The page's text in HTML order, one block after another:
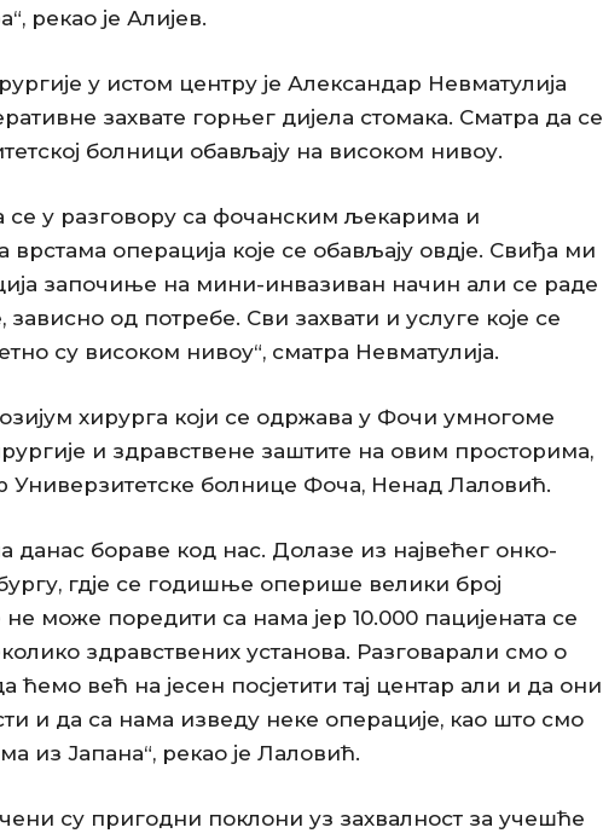
рекао је Алијев.
у истом центру је Александар Невматулија
захвате горњег дијела стомака. Сматра да се
болници обављају на високом нивоу.
се у разговору са фочанским љекарима и
операција које се обављају овдје. Свиђа ми
започиње на мини-инвазиван начин али се раде
зависно од потребе. Сви захвати и услуге које се
су високом нивоу“, сматра Невматулија.
хирурга који се одржава у Фочи умногоме
и здравствене заштите на овим просторима,
болнице Фоча, Ненад Лаловић.
данас бораве код нас. Долазе из највећег онко-
гдје се годишње оперише велики број
не може поредити са нама јер 10.000 пацијената се
здравствених установа. Разговарали смо о
већ на јесен посјетити тај центар али и да они
и да са нама изведу неке операције, као што смо
из Јапана“, рекао је Лаловић.
су пригодни поклони уз захвалност за учешће